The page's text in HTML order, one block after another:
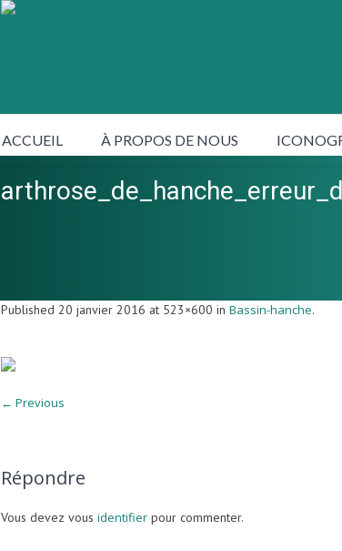
ACCUEIL À PROPOS DE NOUS
Published 20 janvier 2016 at 523×600 in Bassin-hanche.
← Previous
Répondre
Vous devez vous identifier pour commenter.